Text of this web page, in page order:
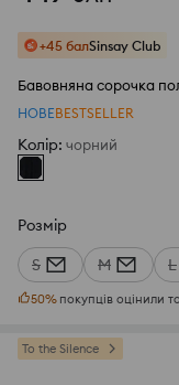
+45 балSinsay Club
Бавовняна сорочка
НОВЕBESTSELLER
Колір: чорний
Розмір
S M L
50% покупців оцінили
To the Silence